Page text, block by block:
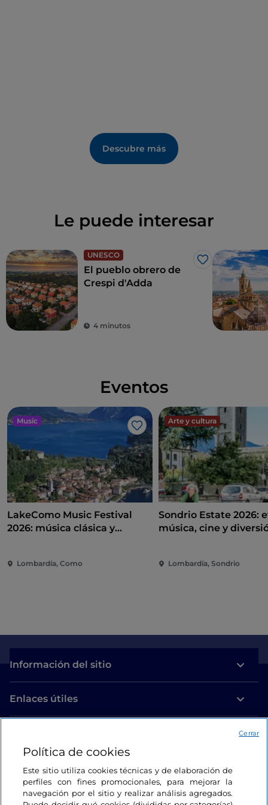
Descubre más
Le puede interesar
UNESCO
Me gusta
El pueblo obrero de
Crespi d'Adda
4 minutos
Eventos
Music
Me gusta
LakeComo Music Festival
2026: música clásica y
Lombardía, Como
Arte y cultura
Sondrio Estate 2026:
música, cine y
Lombardía, Sondrio
Información del sitio
Enlaces útiles
Estamos en contacto
Política de cookies
Este sitio utiliza cookies técnicas y de elaboración de
perfiles con fines promocionales, para mejorar la
navegación por el sitio y realizar análisis agregados.
Cerrar